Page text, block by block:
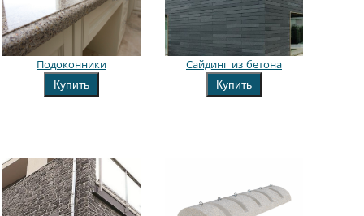
Подоконники
Купить
Сайдинг из бетона
Купить